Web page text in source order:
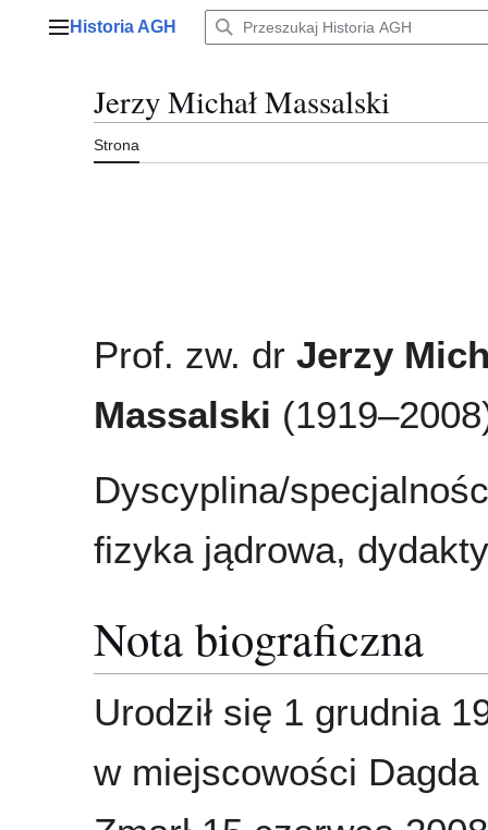
Menu główne
Historia AGH
Jerzy Michał Massalski
Strona
Prof. zw. dr Jerzy
Massalski
Dyscyplina/
fizyka jądrowa,
Nota biograficzna
Urodził się 1 grudnia
w miejscowości